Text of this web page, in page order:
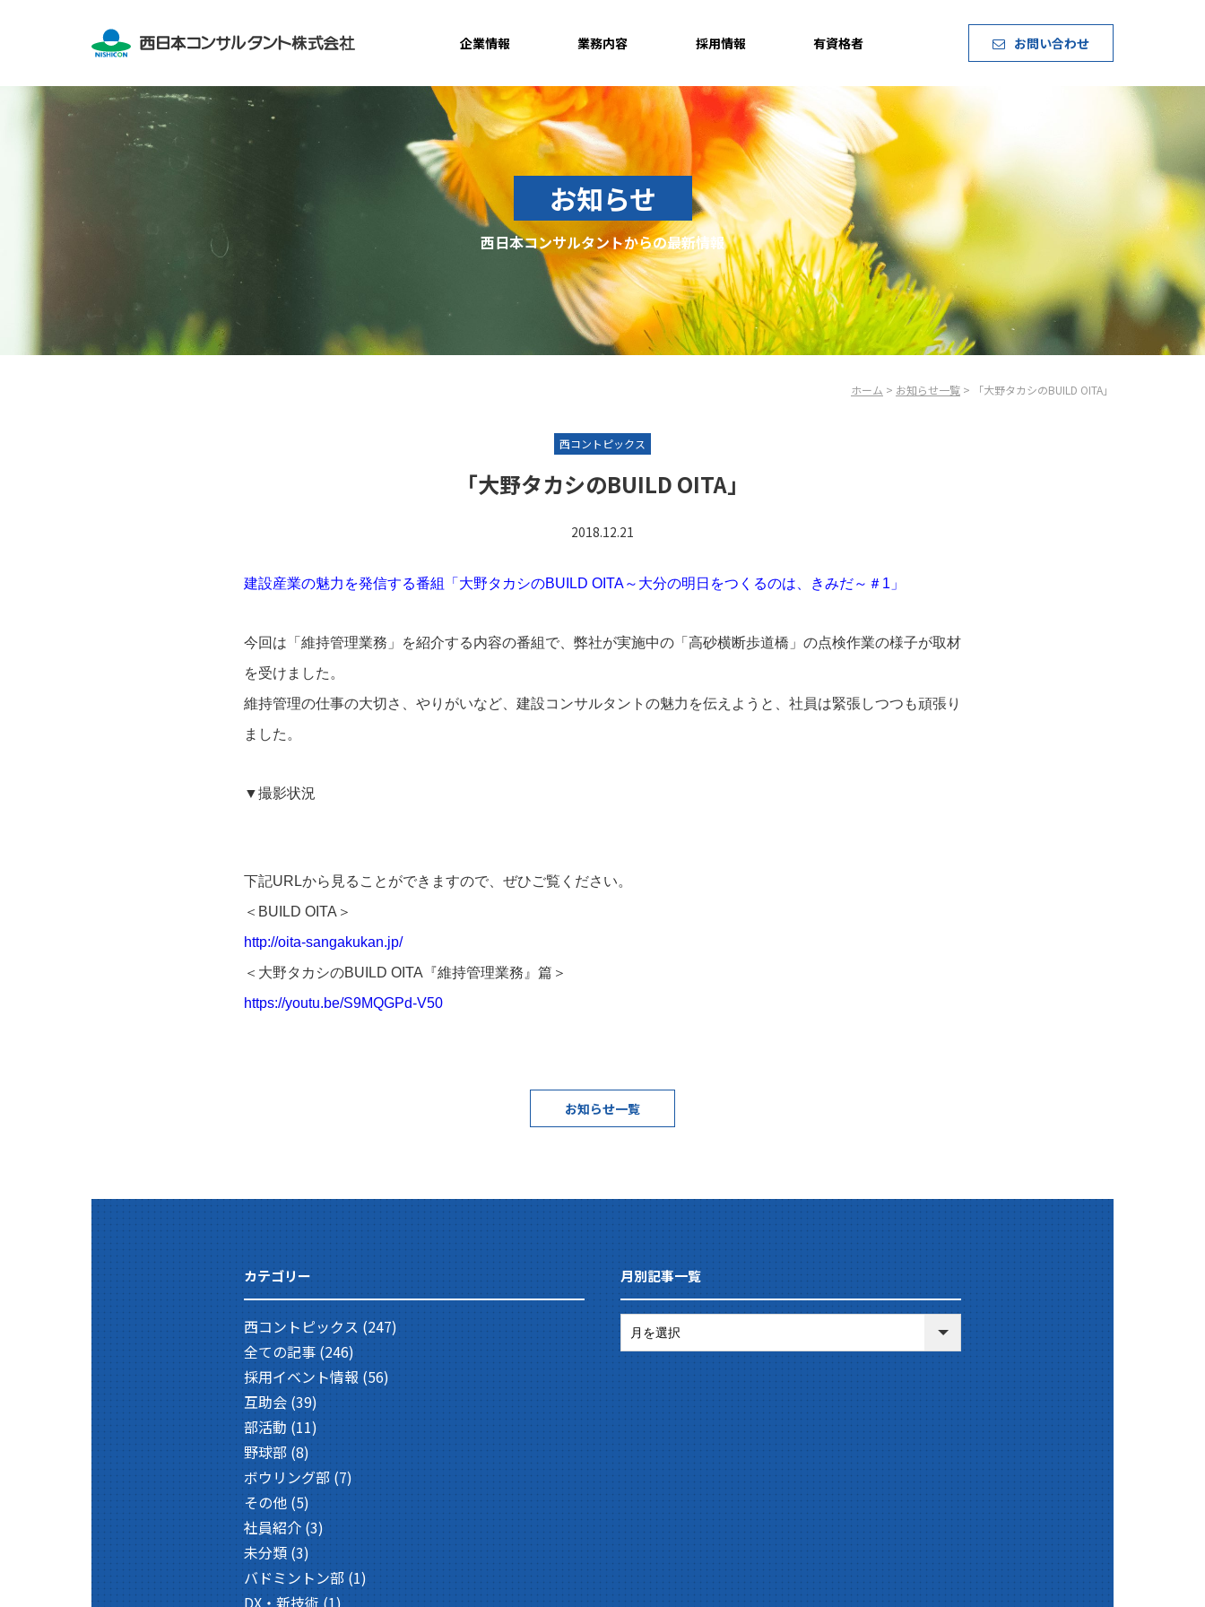
企業情報 業務内容 採用情報 有資格者 お問い合わせ
お知らせ
西日本コンサルタントからの最新情報
ホーム > お知らせ一覧 > 「大野タカシのBUILD OITA」
西コントピックス
「大野タカシのBUILD OITA」
2018.12.21
建設産業の魅力を発信する番組「大野タカシのBUILD OITA～大分の明日をつくるのは、きみだ～＃1」
今回は「維持管理業務」を紹介する内容の番組で、弊社が実施中の「高砂横断歩道橋」の点検作業の様子が取材
を受けました。
維持管理の仕事の大切さ、やりがいなど、建設コンサルタントの魅力を伝えようと、社員は緊張しつつも頑張り
ました。
▼撮影状況
下記URLから見ることができますので、ぜひご覧ください。
＜BUILD OITA＞
http://oita-sangakukan.jp/
＜大野タカシのBUILD OITA『維持管理業務』篇＞
https://youtu.be/S9MQGPd-V50
お知らせ一覧
カテゴリー
西コントピックス(247)
全ての記事(246)
採用イベント情報(56)
互助会 (39)
部活動 (11)
野球部 (8)
ボウリング部(7)
その他 (5)
社員紹介(3)
未分類 (3)
バドミントン部 (1)
DX・新技術 (1)
月別記事一覧